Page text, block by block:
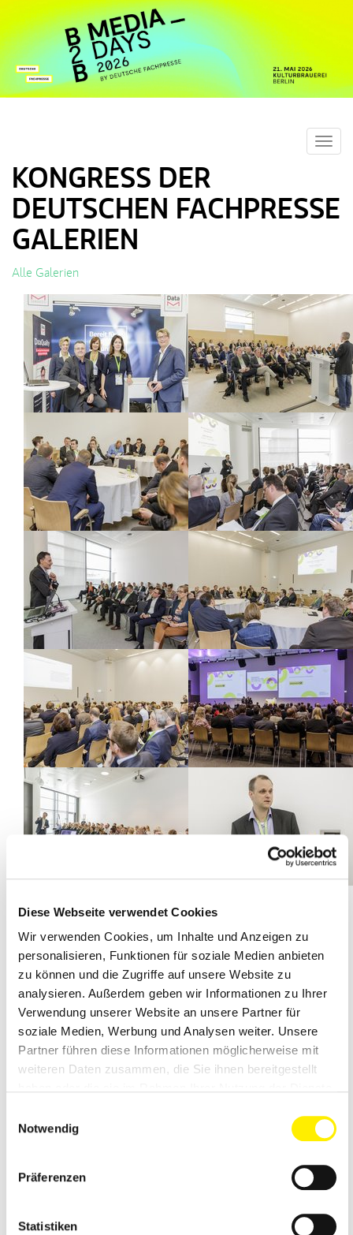
Diese Webseite verwendet Cookies
Wir verwenden Cookies, um Inhalte und Anzeigen zu
personalisieren, Funktionen für soziale Medien anbieten
zu können und die Zugriffe auf unsere Website zu
analysieren. Außerdem geben wir Informationen zu Ihrer
Verwendung unserer Website an unsere Partner für
soziale Medien, Werbung und Analysen weiter. Unsere
Partner führen diese Informationen möglicherweise mit
weiteren Daten zusammen, die Sie ihnen bereitgestellt
Notwendig
Präferenzen
Statistiken
KONGRESS DER
DEUTSCHEN FACHPRESSE
GALERIEN
Alle Galerien
<< < 1 2 3 4 5 6
11 12 13 14 15 16 > >>
Zeige Bilder 61 bis 70 von 159